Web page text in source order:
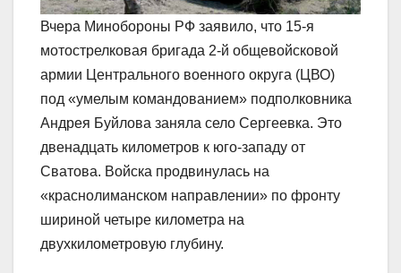
Вчера Минобороны РФ заявило, что 15-я
мотострелковая бригада 2-й общевойсковой
армии Центрального военного округа (ЦВО)
под «умелым командованием» подполковника
Андрея Буйлова заняла село Сергеевка. Это
двенадцать километров к юго-западу от
Сватова. Войска продвинулась на
«краснолиманском направлении» по фронту
шириной четыре километра на
двухкилометровую глубину.